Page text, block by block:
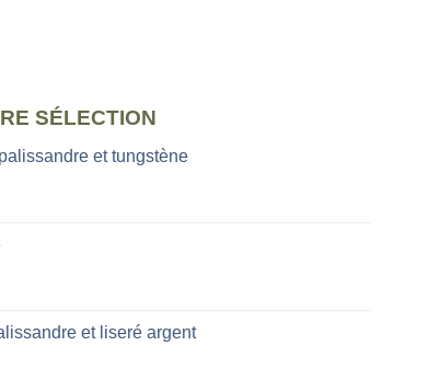
SÉLECTION
et tungstène
et liseré argent